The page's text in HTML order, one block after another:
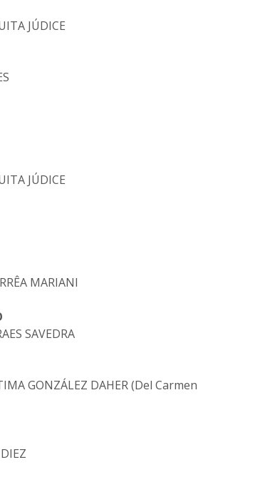
JÚDICE
JÚDICE
MARIANI
SAVEDRA
GONZÁLEZ DAHER (Del Carmen